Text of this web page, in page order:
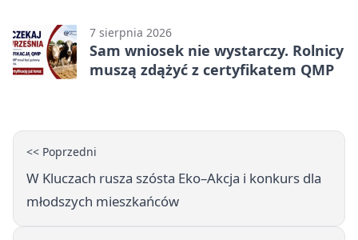
7 sierpnia 2026
Sam wniosek nie wystarczy. Rolnicy
muszą zdążyć z certyfikatem QMP
<< Poprzedni
W Kluczach rusza szósta Eko–Akcja i konkurs dla
młodszych mieszkańców